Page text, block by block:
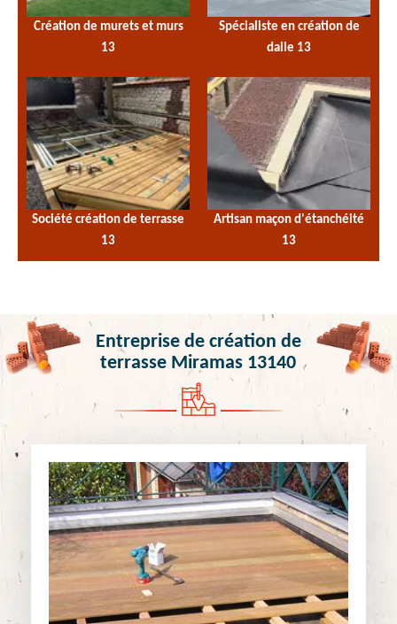
Création de murets et murs
13
Spécialiste en création de
dalle 13
Société création de terrasse
13
Artisan maçon d'étanchéité
13
Entreprise de création de
terrasse Miramas 13140